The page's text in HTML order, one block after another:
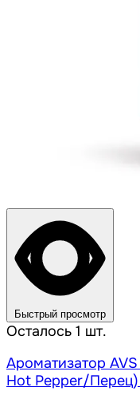
Быстрый просмотр
Осталось 1 шт.
Ароматизатор
Hot Pepper/